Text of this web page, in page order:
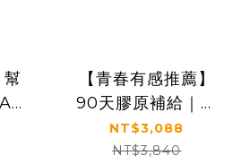
幫
【青春有感推薦】
90天膠原補給｜皮
膚Q彈好氣色｜【食
技研】德國專利膠
NT$3,088
NT$3,840